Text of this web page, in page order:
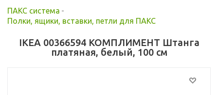
ПАКС система -
Полки, ящики, вставки, петли для ПАКС
IKEA 00366594 КОМПЛИМЕНТ Штанга
платяная, белый, 100 см